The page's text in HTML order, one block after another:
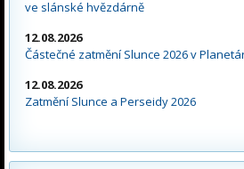
ve slánské hvězdárně
12.08.2026
Částečné zatmění Slunce 2026 v
12.08.2026
Zatmění Slunce a Perseidy 2026